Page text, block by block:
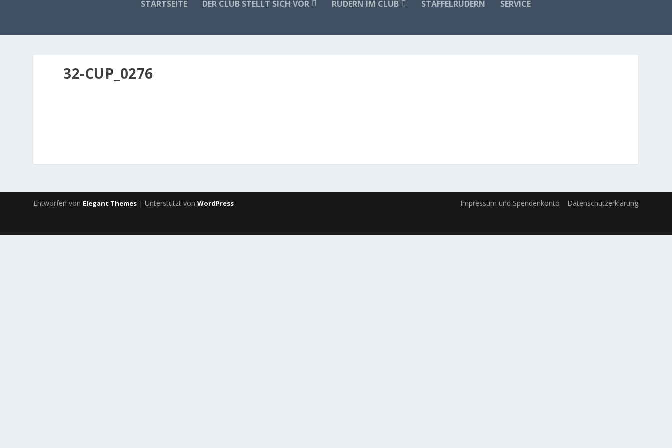
STARTSEITE DER CLUB STELLT SICH VOR RUDERN IM CLUB STAFFELRUDERN SERVICE
32-CUP_0276
Entworfen von Elegant Themes | Unterstützt vonWordPress Impressum und Spendenkonto Datenschutzerklärung